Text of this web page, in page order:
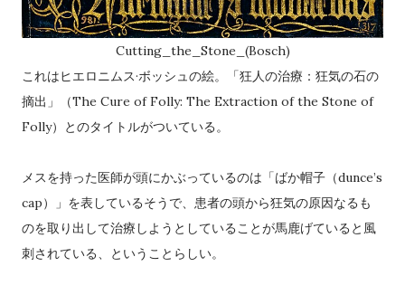
Cutting_the_Stone_(Bosch)
これはヒエロニムス·ボッシュの絵。「狂人の治療：狂気の石の
摘出」（The Cure of Folly: The Extraction of the Stone of
Folly）とのタイトルがついている。
メスを持った医師が頭にかぶっているのは「ばか帽子（dunce’s
cap）」を表しているそうで、患者の頭から狂気の原因なるも
のを取り出して治療しようとしていることが馬鹿げていると風
刺されている、ということらしい。